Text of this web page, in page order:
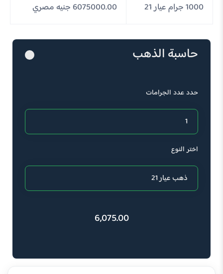
1000 جرام عيار 21 6075000.00 جنيه مصري
حاسبة الذهب
حدد عدد الجرامات
اختر النوع
6,075.00